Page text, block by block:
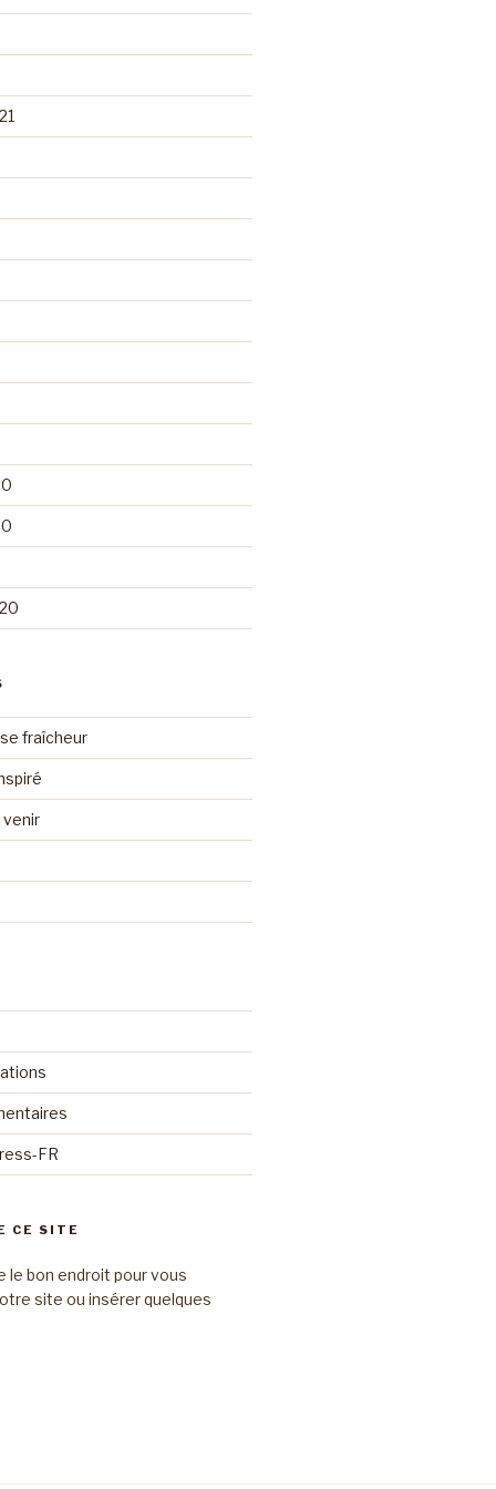
fraîcheur
venir
FR
CE SITE
le bon endroit pour vous
site ou insérer quelques